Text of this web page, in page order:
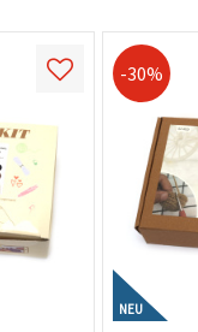
-30%
NEU